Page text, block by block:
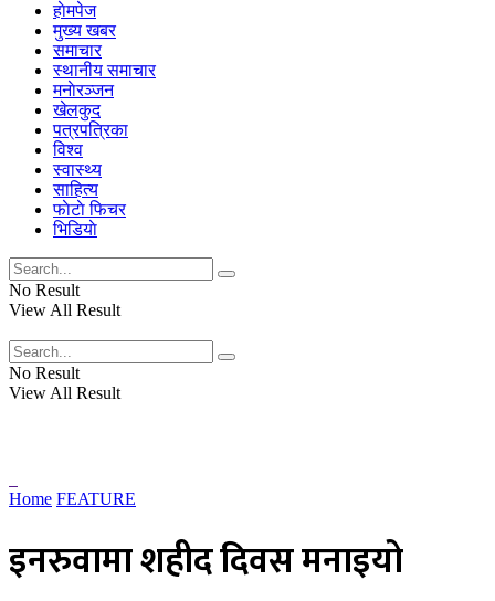
हाेमपेज
मुख्य खबर
समाचार
स्थानीय समाचार
मनाेरञ्जन
खेलकुद
पत्रपत्रिका
विश्व
स्वास्थ्य
साहित्य
फाेटाे फिचर
भिडियाे
No Result
View All Result
No Result
View All Result
Home FEATURE
इनरुवामा शहीद दिवस मनाइयो